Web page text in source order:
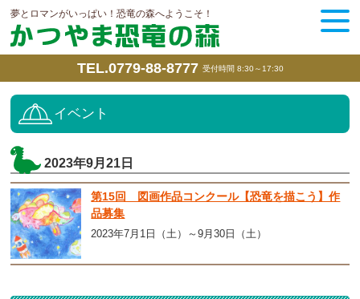
夢とロマンがいっぱい！恐竜の森へようこそ！
TEL.0779-88-8777 受付時間 8:30～17:30
イベント
2023年9月21日
第15回 図画作品コンクール【恐竜を描こう】作
品募集
2023年7月1日（土）～9月30日（土）